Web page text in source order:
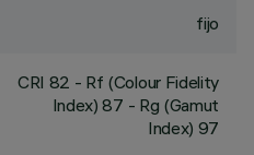
fijo
CRI 82 - Rf (Colour Fidelity
Index) 87 - Rg (Gamut
Index) 97